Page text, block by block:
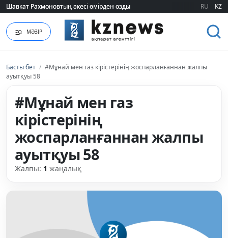
Шавкат Рахмоновтың әкесі өмірден озды
Шавкат Рахмоновтың әкесі өмірден озды RU KZ
МӘЗІР
Басты бет / #Мұнай мен газ кірістерінің жоспарланғаннан жалпы
ауытқуы 58
#Мұнай мен газ
кірістерінің
жоспарланғаннан жалпы
ауытқуы 58
Жалпы: 1 жаңалық